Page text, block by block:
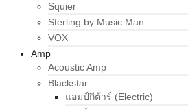
Squier
Sterling by Music Man
VOX
Amp
Acoustic Amp
Blackstar
แอมป์กีต้าร์ (Electric)